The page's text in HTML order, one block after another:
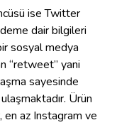
ise Twitter
dair bilgileri
sosyal medya
“retweet” yani
sayesinde
Ürün
en az Instagram ve